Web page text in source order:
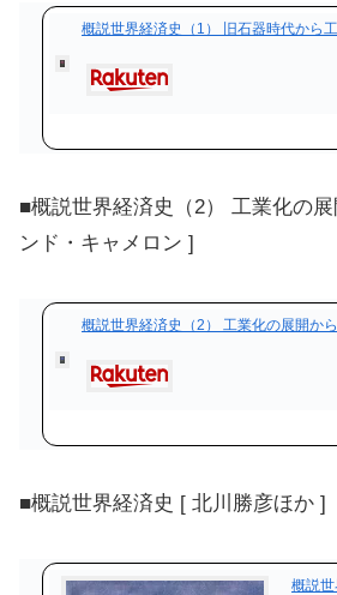
概説世界経済史（1） 旧石器時代から
■概説世界経済史（2） 工業化の
ンド・キャメロン ]
概説世界経済史（2） 工業化の展開か
■概説世界経済史 [ 北川勝彦ほか ]
概説